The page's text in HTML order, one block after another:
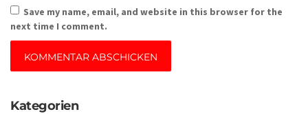
Save my name, email, and website in this browser for the
next time I comment.
Kategorien